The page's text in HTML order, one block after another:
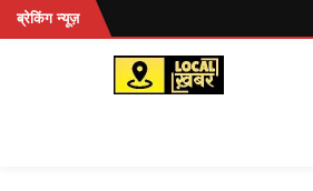
Skip
to
ब्रेकिंग न्यूज़